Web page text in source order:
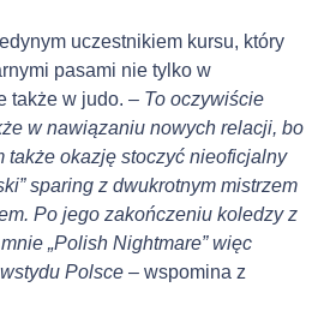
uczestnikiem kursu, który
pasami nie tylko w
także w judo. – To oczywiście
w nawiązaniu nowych relacji, bo
także okazję stoczyć nieoficjalny
sparing z dwukrotnym mistrzem
Po jego zakończeniu koledzy z
„Polish Nightmare” więc
Polsce – wspomina z